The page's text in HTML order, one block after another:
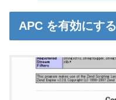
APC を有効にする